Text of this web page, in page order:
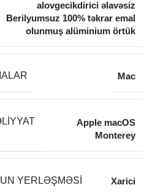
alovgecikdirici əlavəsiz
Berilyumsuz 100% təkrar emal
olunmuş alüminium örtük
Mac
Apple macOS
Monterey
YERLƏŞMƏSI Xarici